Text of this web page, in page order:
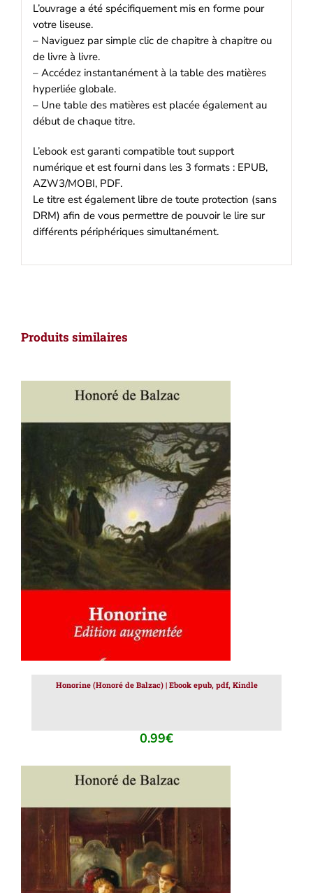
L’ouvrage a été spécifiquement mis en forme pour
votre liseuse.
– Naviguez par simple clic de chapitre à chapitre ou
de livre à livre.
– Accédez instantanément à la table des matières
hyperliée globale.
– Une table des matières est placée également au
début de chaque titre.
L’ebook est garanti compatible tout support
numérique et est fourni dans les 3 formats : EPUB,
AZW3/MOBI, PDF.
Le titre est également libre de toute protection (sans
DRM) afin de vous permettre de pouvoir le lire sur
différents périphériques simultanément.
Produits similaires
AJOUTER AU PANIER / DÉTAILS
Honorine (Honoré de Balzac) | Ebook epub, pdf, Kindle
0.99€